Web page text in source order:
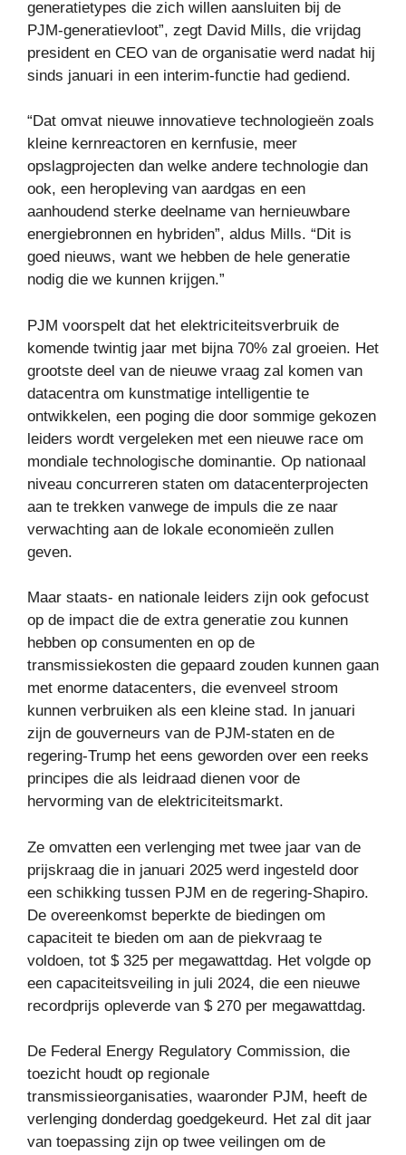
generatietypes die zich willen aansluiten bij de
PJM-generatievloot”, zegt David Mills, die vrijdag
president en CEO van de organisatie werd nadat hij
sinds januari in een interim-functie had gediend.
“Dat omvat nieuwe innovatieve technologieën zoals
kleine kernreactoren en kernfusie, meer
opslagprojecten dan welke andere technologie dan
ook, een heropleving van aardgas en een
aanhoudend sterke deelname van hernieuwbare
energiebronnen en hybriden”, aldus Mills. “Dit is
goed nieuws, want we hebben de hele generatie
nodig die we kunnen krijgen.”
PJM voorspelt dat het elektriciteitsverbruik de
komende twintig jaar met bijna 70% zal groeien. Het
grootste deel van de nieuwe vraag zal komen van
datacentra om kunstmatige intelligentie te
ontwikkelen, een poging die door sommige gekozen
leiders wordt vergeleken met een nieuwe race om
mondiale technologische dominantie. Op nationaal
niveau concurreren staten om datacenterprojecten
aan te trekken vanwege de impuls die ze naar
verwachting aan de lokale economieën zullen
geven.
Maar staats- en nationale leiders zijn ook gefocust
op de impact die de extra generatie zou kunnen
hebben op consumenten en op de
transmissiekosten die gepaard zouden kunnen gaan
met enorme datacenters, die evenveel stroom
kunnen verbruiken als een kleine stad. In januari
zijn de gouverneurs van de PJM-staten en de
regering-Trump het eens geworden over een reeks
principes die als leidraad dienen voor de
hervorming van de elektriciteitsmarkt.
Ze omvatten een verlenging met twee jaar van de
prijskraag die in januari 2025 werd ingesteld door
een schikking tussen PJM en de regering-Shapiro.
De overeenkomst beperkte de biedingen om
capaciteit te bieden om aan de piekvraag te
voldoen, tot $ 325 per megawattdag. Het volgde op
een capaciteitsveiling in juli 2024, die een nieuwe
recordprijs opleverde van $ 270 per megawattdag.
De Federal Energy Regulatory Commission, die
toezicht houdt op regionale
transmissieorganisaties, waaronder PJM, heeft de
verlenging donderdag goedgekeurd. Het zal dit jaar
van toepassing zijn op twee veilingen om de